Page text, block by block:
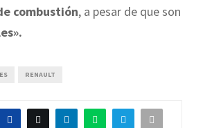
combustión, a pesar de que son
RENAULT